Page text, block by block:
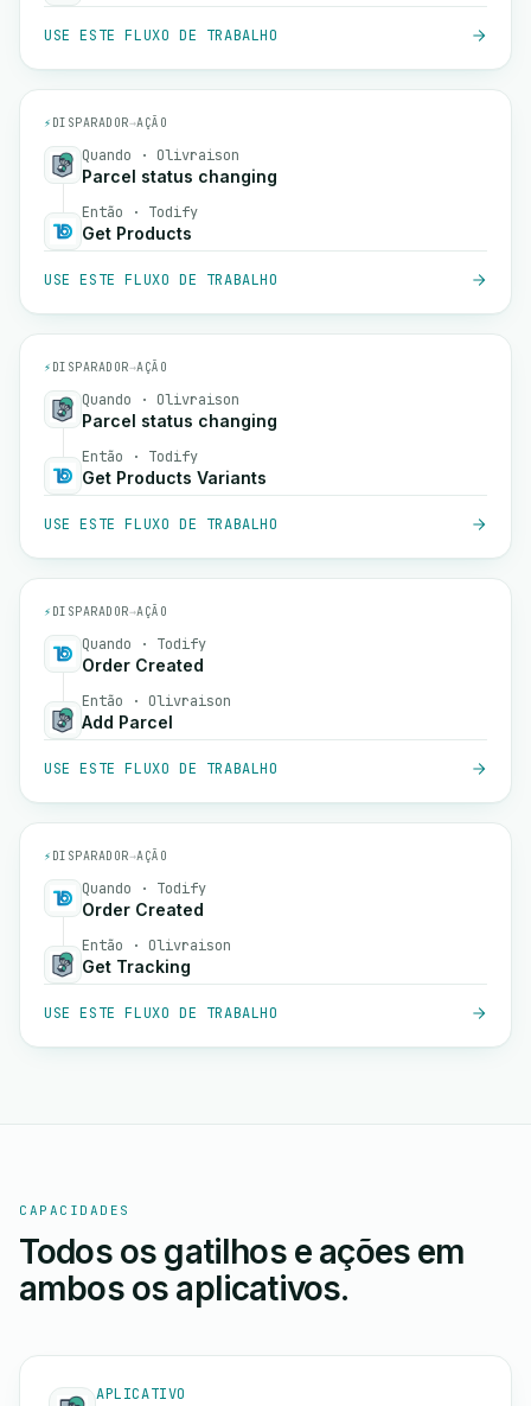
USE ESTE FLUXO DE TRABALHO
⚡ DISPARADOR→AÇÃO
Quando · Olivraison
Parcel status changing
Então · Todify
Get Products
USE ESTE FLUXO DE TRABALHO
⚡ DISPARADOR→AÇÃO
Quando · Olivraison
Parcel status changing
Então · Todify
Get Products Variants
USE ESTE FLUXO DE TRABALHO
⚡ DISPARADOR→AÇÃO
Quando · Todify
Order Created
Então · Olivraison
Add Parcel
USE ESTE FLUXO DE TRABALHO
⚡ DISPARADOR→AÇÃO
Quando · Todify
Order Created
Então · Olivraison
Get Tracking
USE ESTE FLUXO DE TRABALHO
CAPACIDADES
Todos os gatilhos e ações em
ambos os aplicativos.
APLICATIVO